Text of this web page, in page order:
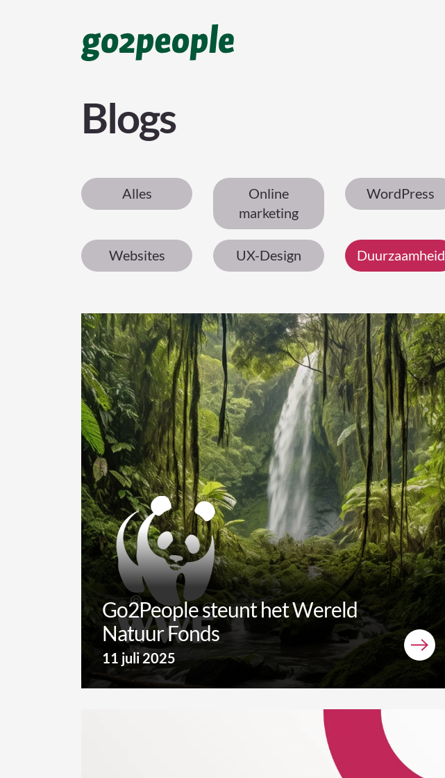
Blogs
Alles
Online
marketing
WordPress
Websites UX-Design Duurzaamheid
Go2People steunt het Wereld
Natuur Fonds
11 juli 2025